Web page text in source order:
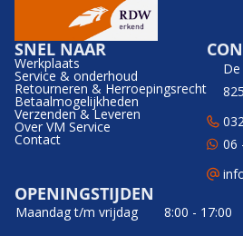
SNEL NAAR
Werkplaats
Service & onderhoud
Retourneren & Herroepingsrecht
Betaalmogelijkheden
Verzenden & Leveren
Over VM Service
Contact
06
OPENINGSTIJDEN
Maandag t/m vrijdag
8:00 - 17:00